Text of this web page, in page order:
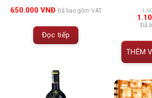
đánh giá
650.000 VNĐ Đã bao gồm VAT
Đọc tiếp
Giá
gốc
Đã
THÊM